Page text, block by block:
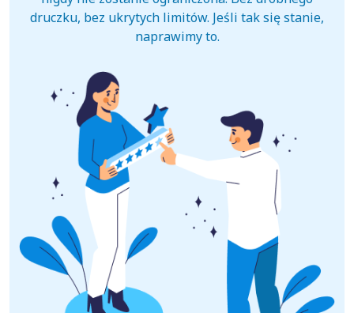
druczku, bez ukrytych limitów. Jeśli tak się stanie,
naprawimy to.